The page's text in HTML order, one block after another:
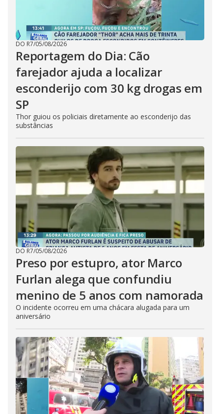
DO R7/05/08/2026
Reportagem do Dia: Cão
farejador ajuda a localizar
esconderijo com 30 kg drogas em
SP
Thor guiou os policiais diretamente ao esconderijo das
substâncias
DO R7/05/08/2026
Preso por estupro, ator Marco
Furlan alega que confundiu
menino de 5 anos com namorada
O incidente ocorreu em uma chácara alugada para um
aniversário